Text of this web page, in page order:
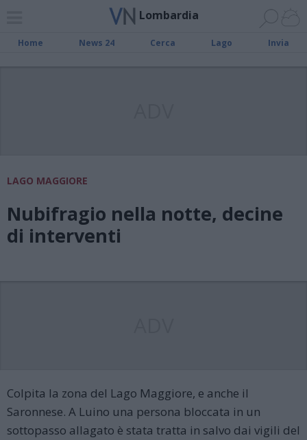
Lombardia
Home News 24 Cerca Lago Invia
LAGO MAGGIORE
Nubifragio nella notte, decine
di interventi
Colpita la zona del Lago Maggiore, e anche il
Saronnese. A Luino una persona bloccata in un
sottopasso allagato è stata tratta in salvo dai vigili del